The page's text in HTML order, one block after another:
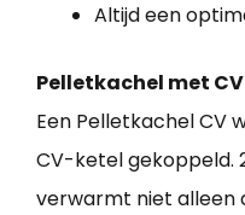
Altijd een
Pelletkachel met
Een Pelletkachel CV
CV-ketel gekoppeld.
verwarmt niet alleen